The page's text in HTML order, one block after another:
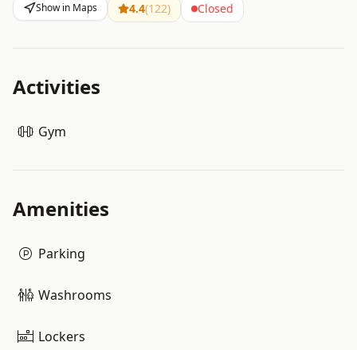
Show in Maps 4.4(122) Closed
Activities
Gym
Amenities
Parking
Washrooms
Lockers